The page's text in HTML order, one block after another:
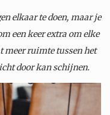
elkaar te doen, maar je
een keer extra om elke
meer ruimte tussen het
door kan schijnen.